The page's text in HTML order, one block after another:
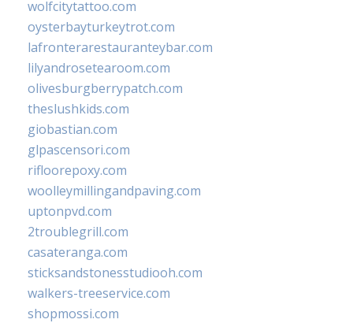
wolfcitytattoo.com
oysterbayturkeytrot.com
lafronterarestauranteybar.com
lilyandrosetearoom.com
olivesburgberrypatch.com
theslushkids.com
giobastian.com
glpascensori.com
rifloorepoxy.com
woolleymillingandpaving.com
uptonpvd.com
2troublegrill.com
casateranga.com
sticksandstonesstudiooh.com
walkers-treeservice.com
shopmossi.com